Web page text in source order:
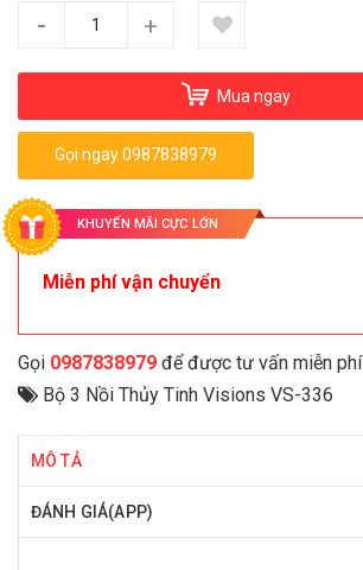
- +
Mua ngay
Gọi ngay 0987838979
KHUYẾN MÃI CỰC LỚN
Miễn phí vận chuyển
Gọi 0987838979 để được tư vấn miễn phí
Bộ 3 Nồi Thủy Tinh Visions VS-336
MÔ TẢ
ĐÁNH GIÁ(APP)